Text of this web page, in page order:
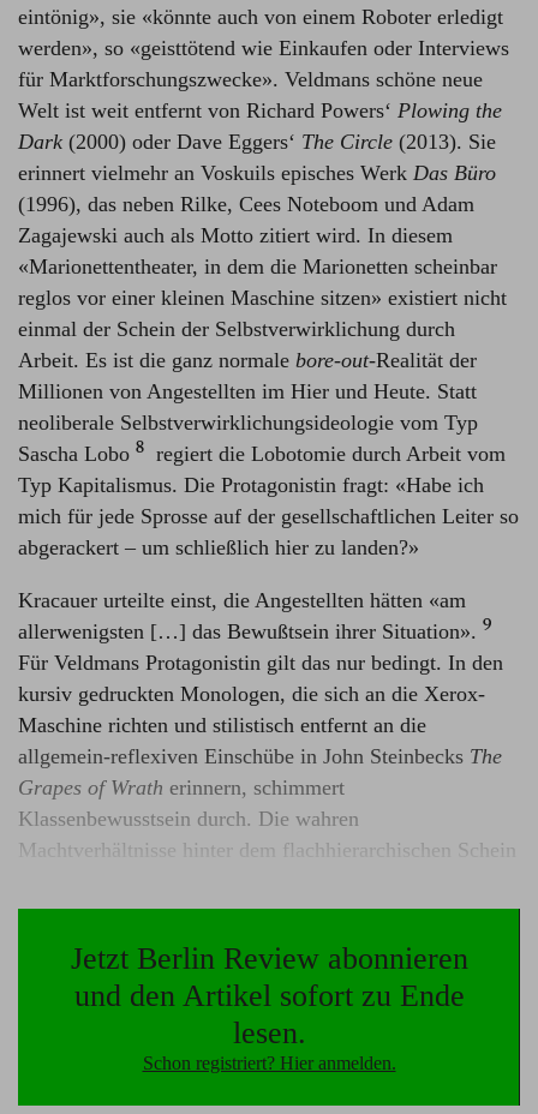
eintönig», sie «könnte auch von einem Roboter erledigt
werden», so «geisttötend wie Einkaufen oder Interviews
für Marktforschungszwecke». Veldmans schöne neue
Welt ist weit entfernt von Richard Powers‘ Plowing the
Dark (2000) oder Dave Eggers‘ The Circle (2013). Sie
erinnert vielmehr an Voskuils episches Werk Das Büro
(1996), das neben Rilke, Cees Noteboom und Adam
Zagajewski auch als Motto zitiert wird. In diesem
«Marionettentheater, in dem die Marionetten scheinbar
reglos vor einer kleinen Maschine sitzen» existiert nicht
einmal der Schein der Selbstverwirklichung durch
Arbeit. Es ist die ganz normale bore-out-Realität der
Millionen von Angestellten im Hier und Heute. Statt
neoliberale Selbstverwirklichungsideologie vom Typ
Sascha Lobo⁠ 8
regiert die Lobotomie durch Arbeit vom
Typ Kapitalismus. Die Protagonistin fragt: «Habe ich
mich für jede Sprosse auf der gesellschaftlichen Leiter so
abgerackert – um schließlich hier zu landen?»
Kracauer urteilte einst, die Angestellten hätten «am
allerwenigsten […] das Bewußtsein ihrer Situation».⁠ 9
Für Veldmans Protagonistin gilt das nur bedingt. In den
kursiv gedruckten Monologen, die sich an die Xerox-
Maschine richten und stilistisch entfernt an die
allgemein-reflexiven Einschübe in John Steinbecks The
Grapes of Wrath erinnern, schimmert
Klassenbewusstsein durch. Die wahren
Machtverhältnisse hinter dem flachhierarchischen Schein
dabei hätte ich sowieso nicht nein sagen können. Wir tun
in dieser Organisation zwar, als wären alle gleich, aber
das ist eine Lüge.» Und sie empört sich:«‹Wir›, schrieb
mein Chef, als gäbe es ein ‹Wir›», wissend, dass nach
Adorno «Wir sagen und Ich meinen» eine der
«ausgesuchtesten Kränkungen»⁠ 10 ist.
Jetzt Berlin Review abonnieren
und den Artikel sofort zu Ende
lesen.
Schon registriert? Hier anmelden.